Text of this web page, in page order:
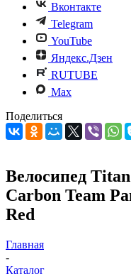
Вконтакте
Telegram
YouTube
Яндекс.Дзен
RUTUBE
Max
Поделиться
Велосипед
Carbon Team
Red
Главная
-
Каталог